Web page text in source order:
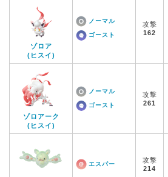
ゾロア
(ヒスイ)
ノーマル
ゴースト
攻撃
162
ゾロアーク
(ヒスイ)
ノーマル
ゴースト
攻撃
261
エスパー
攻撃
214